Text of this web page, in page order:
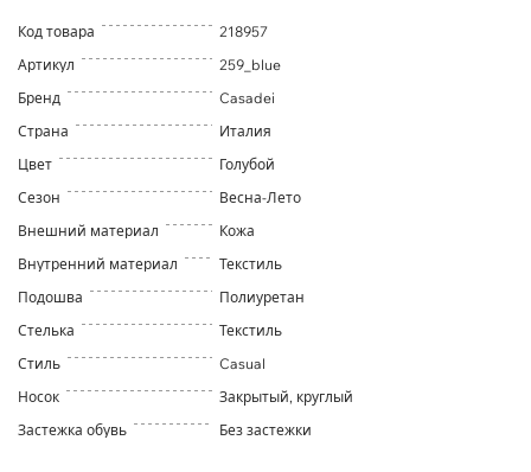
Код товара
218957
Артикул
259_blue
Бренд
Casadei
Страна
Италия
Цвет
Голубой
Сезон
Весна-Лето
Внешний материал
Кожа
Внутренний материал
Текстиль
Подошва
Полиуретан
Стелька
Текстиль
Стиль
Casual
Носок
Закрытый, круглый
Застежка обувь
Без застежки